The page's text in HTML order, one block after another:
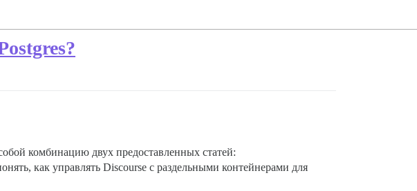
комбинацию двух предоставленных статей:
как управлять Discourse с раздельными контейнерами для